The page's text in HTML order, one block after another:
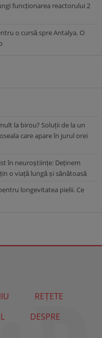
funcționarea reactorului 2
o cursă spre Antalya. O
la birou? Soluții de la un
care apare în jurul orei
în neuroștiințe: Deținem
o viață lungă și sănătoasă
longevitatea pielii. Ce
REȚETE
DESPRE